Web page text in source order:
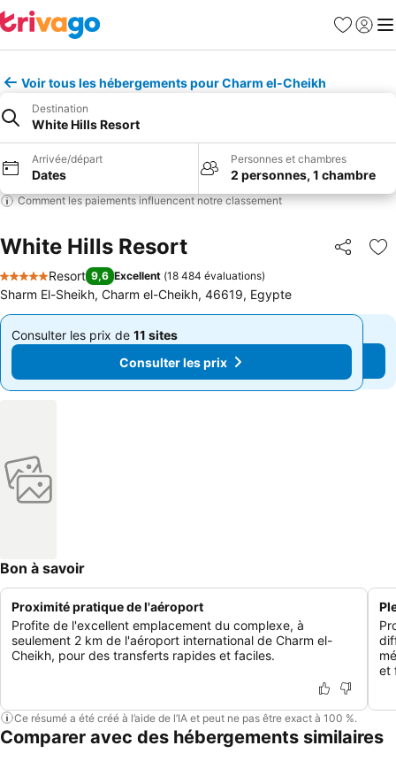
Favoris
Se
Voir tous les hébergements pour Charm el-Cheikh
Destination
White Hills Resort
Arrivée/départ
Dates
Personnes et chambres
2 personnes, 1 chambre
Comment les paiements influencent notre classement
White Hills Resort Partager
5 Étoiles
Resort 9,6 Excellent (18 484 évaluations)
Sharm El-Sheikh, Charm el-Cheikh, 46619, Egypte
Consulter les prix de 11 sites
De
Consulter les prix
Consulter les prix de 11 sites
De
280 $ Consulter les prix
Bon à savoir
Proximité pratique de l'aéroport
Profite de l'excellent emplacement du complexe, à
seulement 2 km de l'aéroport international de Charm el-
Cheikh, pour des transferts rapides et faciles.
et
Ce résumé a été créé à l’aide de l’IA et peut ne pas être exact à 100 %.
Comparer avec des hébergements similaires